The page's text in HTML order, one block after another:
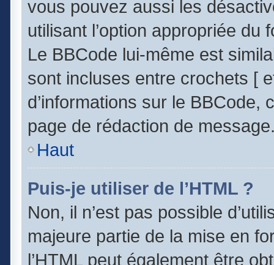
vous pouvez aussi les
utilisant l’option appropriée
Le BBCode lui-même est
sont incluses entre crochets [
d’informations sur le BBCode,
page de rédaction de
Haut
Puis-je utiliser de l’HTML ?
Non, il n’est pas possible
majeure partie de la mise en
l’HTML peut également être